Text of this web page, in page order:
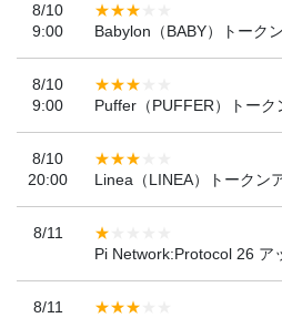
8/10
9:00
Babylon（BABY）トーク
8/10
9:00
Puffer（PUFFER）トーク
8/10
20:00
Linea（LINEA）トークン
8/11
Pi Network:Protocol 26 ア
8/11